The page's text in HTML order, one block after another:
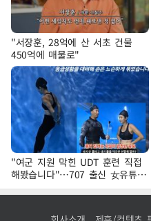
"서장훈, 28억에 산 서초 건물
450억에 매물로"
"여군 지원 막힌 UDT 훈련 직접
해봤습니다"…707 출신 女유튜버
'완벽 소화'